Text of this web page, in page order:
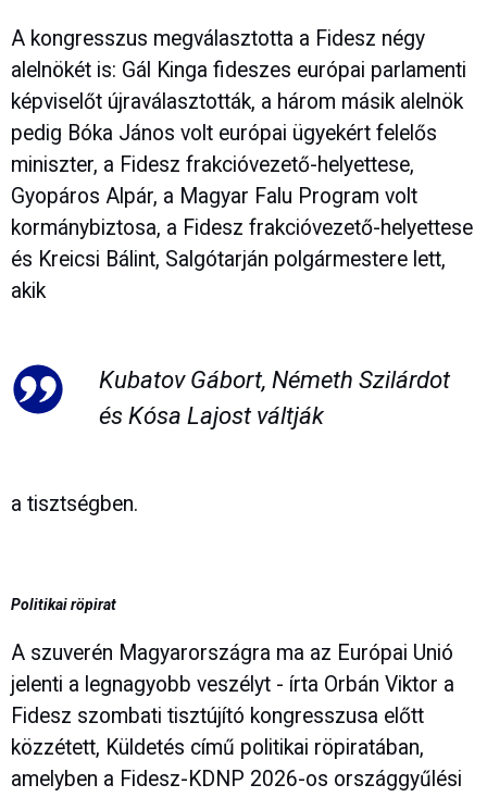
A kongresszus megválasztotta a Fidesz négy
alelnökét is: Gál Kinga fideszes európai parlamenti
képviselőt újraválasztották, a három másik alelnök
pedig Bóka János volt európai ügyekért felelős
miniszter, a Fidesz frakcióvezető-helyettese,
Gyopáros Alpár, a Magyar Falu Program volt
kormánybiztosa, a Fidesz frakcióvezető-helyettese
és Kreicsi Bálint, Salgótarján polgármestere lett,
akik
Kubatov Gábort, Németh Szilárdot
és Kósa Lajost váltják
a tisztségben.
Politikai röpirat
A szuverén Magyarországra ma az Európai Unió
jelenti a legnagyobb veszélyt - írta Orbán Viktor a
Fidesz szombati tisztújító kongresszusa előtt
közzétett, Küldetés című politikai röpiratában,
amelyben a Fidesz-KDNP 2026-os országgyűlési